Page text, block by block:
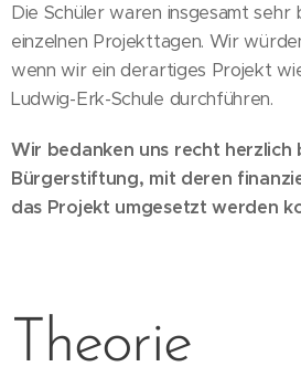
Die Schüler waren insgesamt
einzelnen Projekttagen. Wir
wenn wir ein derartiges Projekt
Ludwig-Erk-Schule durchführen.
Wir bedanken uns recht herzlich
Bürgerstiftung, mit deren
das Projekt umgesetzt werden
Theorie